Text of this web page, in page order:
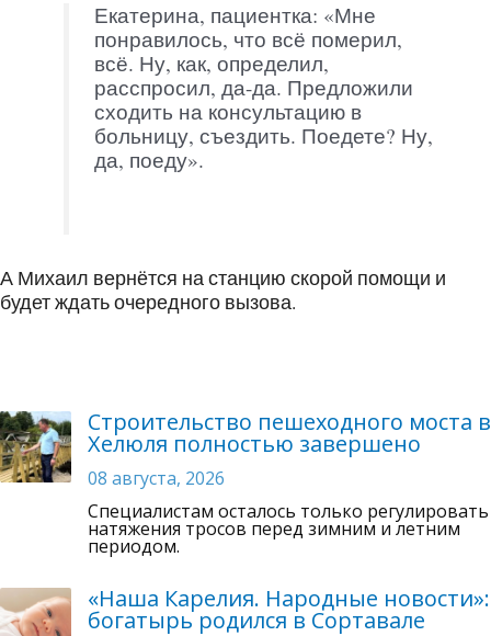
Екатерина, пациентка: «Мне
понравилось, что всё померил,
всё. Ну, как, определил,
расспросил, да-да. Предложили
сходить на консультацию в
больницу, съездить. Поедете? Ну,
да, поеду».
А Михаил вернётся на станцию скорой помощи и
будет ждать очередного вызова.
Строительство пешеходного моста в
Хелюля полностью завершено
08 августа, 2026
Специалистам осталось только регулировать
натяжения тросов перед зимним и летним
периодом.
«Наша Карелия. Народные новости»:
богатырь родился в Сортавале